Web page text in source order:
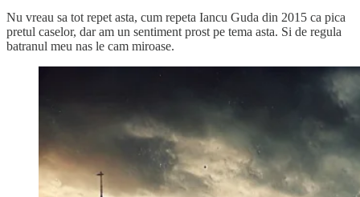
Nu vreau sa tot repet asta, cum repeta Iancu Guda din 2015 ca pica
pretul caselor, dar am un sentiment prost pe tema asta. Si de regula
batranul meu nas le cam miroase.